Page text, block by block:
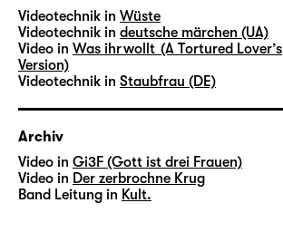
Videotechnik in Wüste
Videotechnik in deutsche märchen (UA)
Video in Was ihr wollt (A Tortured Lover’s
Version)
Videotechnik in Staubfrau (DE)
Archiv
Video in Gi3F (Gott ist drei Frauen)
Video in Der zerbrochne Krug
Band Leitung in Kult.